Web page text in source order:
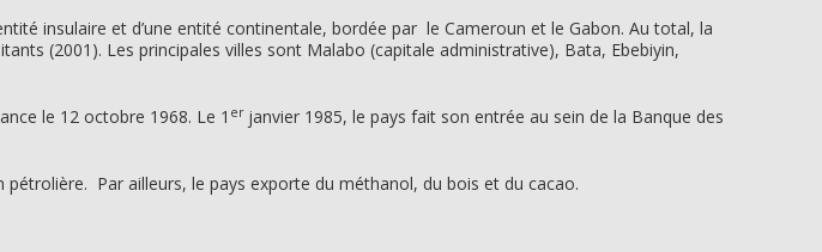
insulaire et d’une entité continentale, bordée par le Cameroun et le Gabon. Au total, la
(2001). Les principales villes sont Malabo (capitale administrative), Bata, Ebebiyin,
le 12 octobre 1968. Le 1 erjanvier 1985, le pays fait son entrée au sein de la Banque des
Par ailleurs, le pays exporte du méthanol, du bois et du cacao.